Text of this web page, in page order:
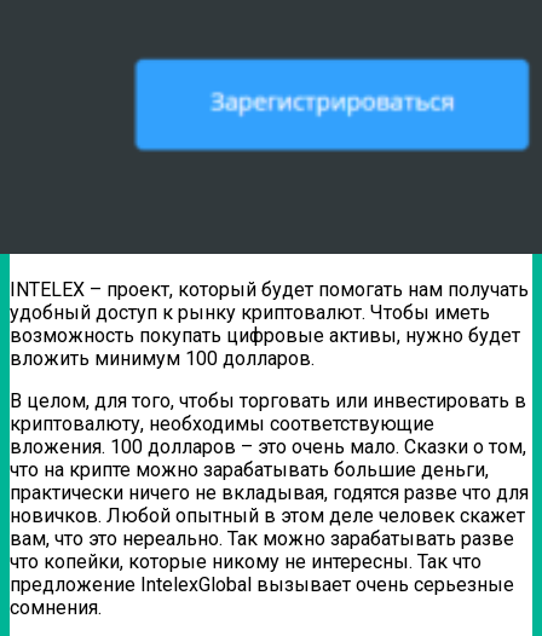
INTELEX – проект, который будет помогать нам получать
удобный доступ к рынку криптовалют. Чтобы иметь
возможность покупать цифровые активы, нужно будет
вложить минимум 100 долларов.
В целом, для того, чтобы торговать или инвестировать в
криптовалюту, необходимы соответствующие
вложения. 100 долларов – это очень мало. Сказки о том,
что на крипте можно зарабатывать большие деньги,
практически ничего не вкладывая, годятся разве что для
новичков. Любой опытный в этом деле человек скажет
вам, что это нереально. Так можно зарабатывать разве
что копейки, которые никому не интересны. Так что
предложение IntelexGlobal вызывает очень серьезные
сомнения.